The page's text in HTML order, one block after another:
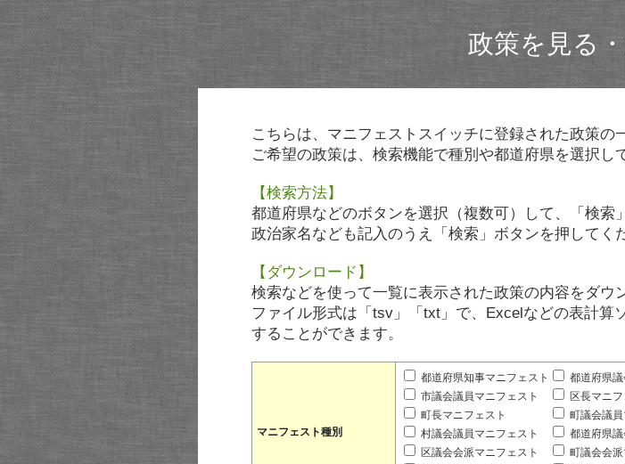
政策を見る
こちらは、マニフェストスイッチに登録された政策の
ご希望の政策は、検索機能で種別や都道府県を選択し
【検索方法】
都道府県などのボタンを選択（複数可）して、「検索
政治家名なども記入のうえ「検索」ボタンを押してく
【ダウンロード】
検索などを使って一覧に表示された政策の内容をダウ
ファイル形式は「tsv」「txt」で、Excelなどの表計算
することができます。
マニフェスト種別
都道府県知事マニフェスト 都道府県
市議会議員マニフェスト
区長マニフ
町長マニフェスト
町議会議員
村議会議員マニフェスト
都道府県
区議会会派マニフェスト
町議会会派